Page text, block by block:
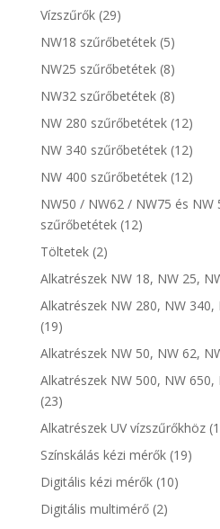
Vízszűrők (29)
NW18 szűrőbetétek (5)
NW25 szűrőbetétek (8)
NW32 szűrőbetétek (8)
NW 280 szűrőbetétek (12)
NW 340 szűrőbetétek (12)
NW 400 szűrőbetétek (12)
NW50 / NW62 / NW75 és NW
szűrőbetétek (12)
Töltetek (2)
Alkatrészek NW 18, NW 25,
Alkatrészek NW 280, NW
(19)
Alkatrészek NW 50, NW 62,
Alkatrészek NW 500, NW
(23)
Alkatrészek UV vízszűrőkhöz
Színskálás kézi mérők (19)
Digitális kézi mérők (10)
Digitális multimérő (2)